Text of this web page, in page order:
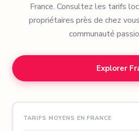
France. Consultez les tarifs
propriétaires près de chez
communauté
Explorer
TARIFS MOYENS EN FRANCE